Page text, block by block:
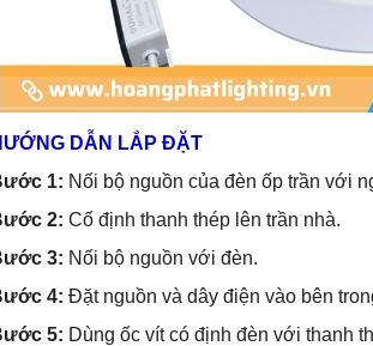
DẪN LẮP ĐẶT
1: Nối bộ nguồn của đèn ốp trần với
2: Cố định thanh thép lên trần nhà.
3: Nối bộ nguồn với đèn.
4: Đặt nguồn và dây điện vào bên
5: Dùng ốc vít có định đèn với thanh